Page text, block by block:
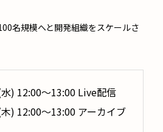
名規模へと開発組織をスケールさ
) 12:00〜13:00 Live配信
) 12:00〜13:00 アーカイブ